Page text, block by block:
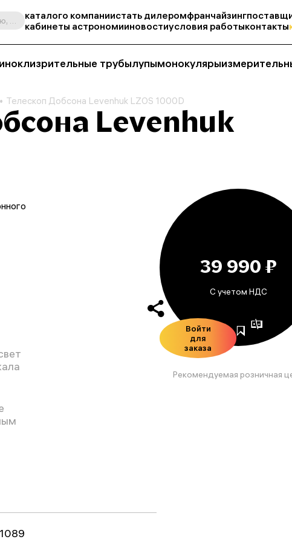
Поиск, по названию, артикулу, категории и др. каталого компаниистать дилеромфранчайзинг
кабинеты астрономииновостиусловия работыконтакты
зрительные трубылупымонокуляры
Телескоп Добсона Levenhuk LZOS 1000D
Levenhuk
39 990 ₽
С учетом НДС
Войти
для
заказа
Рекомендуемая розничная